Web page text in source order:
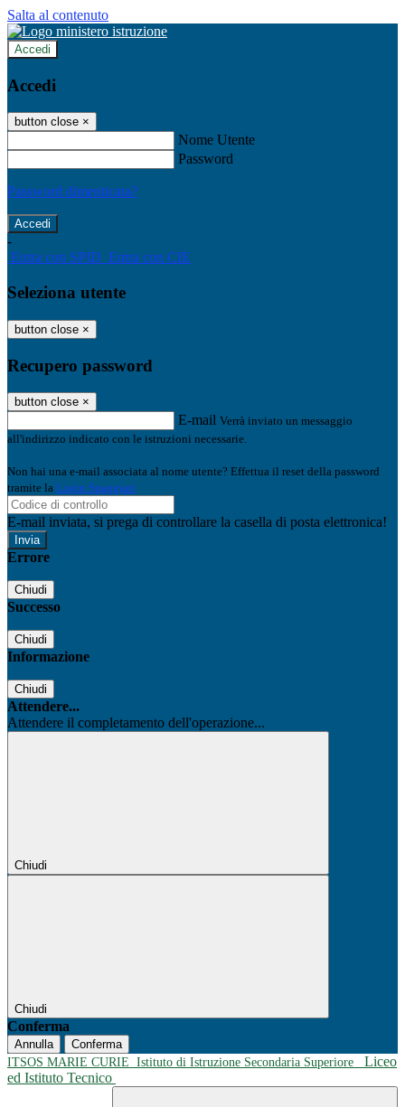
Salta al contenuto
Accedi
Accedi
button close ×
Nome Utente
Password
Password dimenticata?
-
Entra con SPID Entra con CIE
Seleziona utente
button close ×
Recupero password
button close ×
E-mail Verrà inviato un messaggio
all'indirizzo indicato con le istruzioni necessarie.
Non hai una e-mail associata al nome utente? Effettua il reset della password
tramite la Login Spaggiari
E-mail inviata, si prega di controllare la casella di posta elettronica!
Errore
Chiudi
Successo
Chiudi
Informazione
Chiudi
Attendere...
Attendere il completamento dell'operazione...
Chiudi
Chiudi
Conferma
Annulla
Conferma
ITSOS MARIE CURIE Istituto di Istruzione Secondaria Superiore
Liceo
ed Istituto Tecnico